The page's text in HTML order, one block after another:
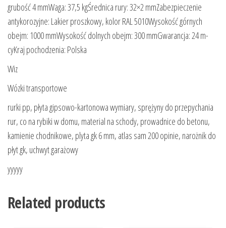
grubość 4 mmWaga: 37,5 kgŚrednica rury: 32×2 mmZabezpieczenie
antykorozyjne: Lakier proszkowy, kolor RAL 5010Wysokość górnych
obejm: 1000 mmWysokość dolnych obejm: 300 mmGwarancja: 24 m-
cyKraj pochodzenia: Polska
Wiz
Wózki transportowe
rurki pp, płyta gipsowo-kartonowa wymiary, sprężyny do przepychania
rur, co na rybiki w domu, material na schody, prowadnice do betonu,
kamienie chodnikowe, plyta gk 6 mm, atlas sam 200 opinie, narożnik do
płyt gk, uchwyt garażowy
yyyyy
Related products